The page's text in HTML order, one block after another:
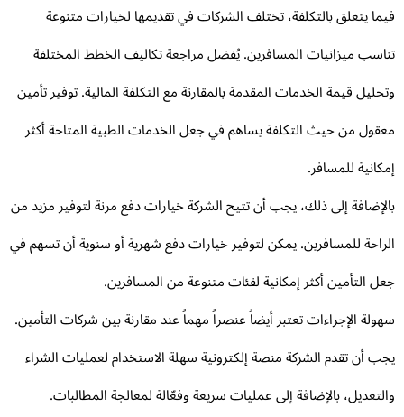
يتعلق بالتكلفة، تختلف الشركات في تقديمها لخيارات متنوعة
ميزانيات المسافرين. يُفضل مراجعة تكاليف الخطط المختلفة
قيمة الخدمات المقدمة بالمقارنة مع التكلفة المالية. توفير تأمين
من حيث التكلفة يساهم في جعل الخدمات الطبية المتاحة أكثر
للمسافر.
إلى ذلك، يجب أن تتيح الشركة خيارات دفع مرنة لتوفير مزيد من
للمسافرين. يمكن لتوفير خيارات دفع شهرية أو سنوية أن تسهم في
التأمين أكثر إمكانية لفئات متنوعة من المسافرين.
الإجراءات تعتبر أيضاً عنصراً مهماً عند مقارنة بين شركات التأمين.
أن تقدم الشركة منصة إلكترونية سهلة الاستخدام لعمليات الشراء
بالإضافة إلى عمليات سريعة وفعّالة لمعالجة المطالبات.